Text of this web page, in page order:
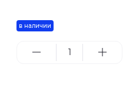
в наличии